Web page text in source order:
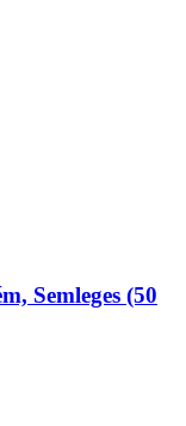
Semleges (50